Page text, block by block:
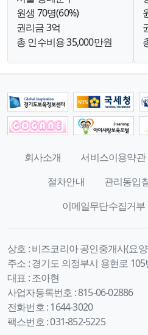
원생 70명(60%)
권리금 3억
총 인수비용 35,000만원
회사소개 서비스이용약관
절차안내
관리동입
이메일무단수집거부
상호 :비즈코리아 공인중개사(요
주소 :경기도 의정부시 용현로
대표 :조아현
사업자등록번호 :815-06-02886
전화번호 :1644-3020
팩스번호 :031-852-5225